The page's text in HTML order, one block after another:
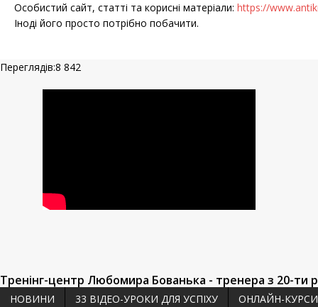
Особистий сайт, статті та корисні матеріали: https://
Іноді його просто потрібно побачити.
Переглядів:8 842
Тренінг-центр Любомира Бованька - тренера з 20-ти
НОВИНИ 33 ВІДЕО-УРОКИ ДЛЯ УСПІХУ ОНЛАЙН-